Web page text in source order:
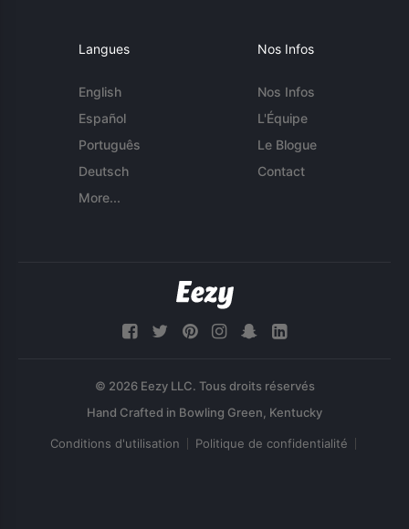
Langues
English
Español
Português
Deutsch
More...
Nos Infos
Nos Infos
L'Équipe
Le Blogue
Contact
© 2026 Eezy LLC. Tous droits réservés
Conditions d'utilisation Politique de confidentialité